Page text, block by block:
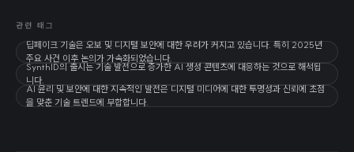
관련 태그
딥페이크 기술은 오보 및 디지털 보안에 대한 우려가 커지고 있습니다. 특히 2025년
주요 사건 이후 논의가 가속화되었습니다.
SynthID의 출시는 기술 발전으로 증가한 AI 생성 콘텐츠에 대응하는 것으로 해석됩
니다.
AI 윤리 및 보안에 대한 지속적인 발전은 디지털 미디어에 대한 투명성과 신뢰에 초점
을 맞춘 기술 트렌드에 부합합니다.